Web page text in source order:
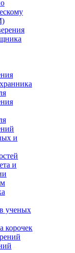
и
и
ученых
корочек